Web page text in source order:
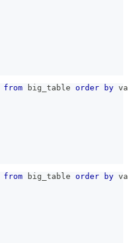
from big_table order by
from big_table order by